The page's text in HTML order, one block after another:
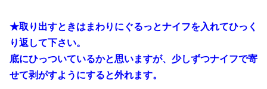
★取り出すときはまわりにぐるっとナイフを入れてひっく
り返して下さい。
底にひっついているかと思いますが、少しずつナイフで寄
せて剥がすようにすると外れます。